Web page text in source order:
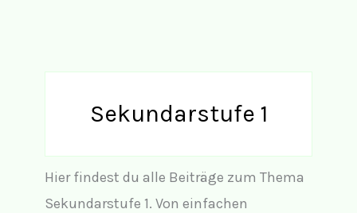
Sekundarstufe 1
Hier findest du alle Beiträge zum Thema
Sekundarstufe 1. Von einfachen